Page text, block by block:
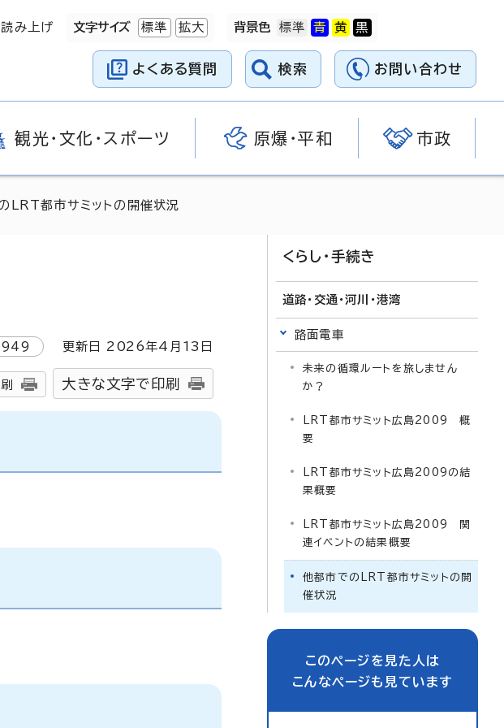
み上げ 文字サイズ 標準 拡大 背景色
よくある質問 検索 お問い合わせ
観光・文化・スポーツ 原爆・平和 市政
LRT都市サミットの開催状況
更新日 2026年4月 13 日
大きな文字で印刷
くらし・手続き
道路・交通・河川・港湾
路面電車
未来の循環ルートを旅しません
か？
LRT都市サミット広島2009 概
要
LRT都市サミット広島2009の結
果概要
LRT都市サミット広島2009 関
連イベントの結果概要
他都市でのLRT都市サミットの開
催状況
このページを見た人は
こんなページも見ています